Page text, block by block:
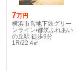
7万円
横浜市営地下鉄グリー
ンライン/都筑ふれあい
の丘駅 徒歩9分
1R/22.4㎡